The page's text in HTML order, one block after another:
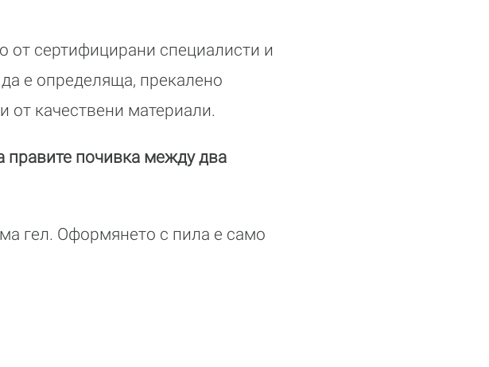
от сертифицирани специалисти и
е определяща, прекалено
от качествени материали.
правите почивка между два
гел. Оформянето с пила е само